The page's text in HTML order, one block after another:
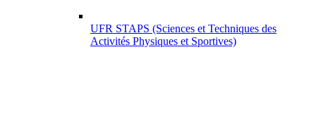
UFR STAPS (Sciences et Techniques des
Activités Physiques et Sportives)